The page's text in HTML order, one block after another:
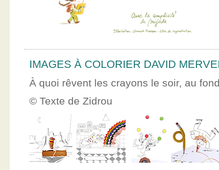
IMAGES À COLORIER DAVID
À quoi rêvent les crayons le soir, au
© Texte de Zidrou